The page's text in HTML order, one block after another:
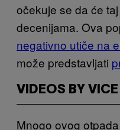
očekuje se da će
decenijama. Ova
negativno utiče na
može predstavljati
VIDEOS BY VICE
Mnogo ovog